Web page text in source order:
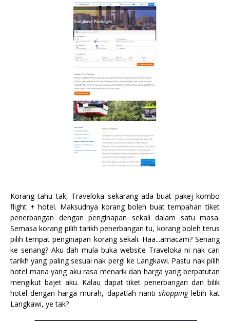
Korang tahu tak, Traveloka sekarang ada buat pakej kombo
flight + hotel. Maksudnya korang boleh buat tempahan tiket
penerbangan dengan penginapan sekali dalam satu masa.
Semasa korang pilih tarikh penerbangan tu, korang boleh terus
pilih tempat penginapan korang sekali. Haa...amacam? Senang
ke senang? Aku dah mula buka website Traveloka ni nak cari
tarikh yang paling sesuai nak pergi ke Langkawi. Pastu nak pilih
hotel mana yang aku rasa menarik dan harga yang berpatutan
mengikut bajet aku. Kalau dapat tiket penerbangan dan bilik
hotel dengan harga murah, dapatlah nanti shoppinglebih kat
Langkawi, ye tak?